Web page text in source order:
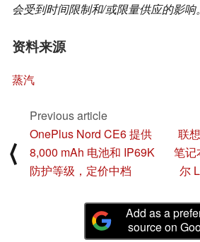
会受到时间限制和/或限量供应的影响。
资料来源
蒸汽
⟨
Previous article
OnePlus Nord CE6 提供
8,000 mAh 电池和 IP69K
防护等级，定价中档
联
笔记
尔
Add as a
source on